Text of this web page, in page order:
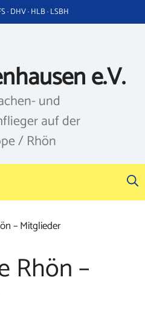
· DHV · HLB · LSBH
e.V.
und
auf der
/ Rhön
– Mitglieder
Rhön –